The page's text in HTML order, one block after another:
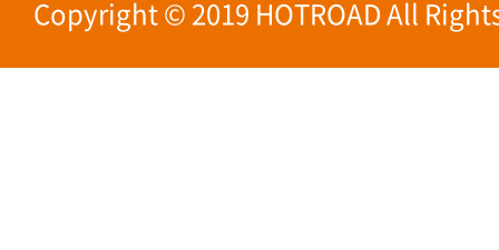
Copyright © 2019 HOTROAD All